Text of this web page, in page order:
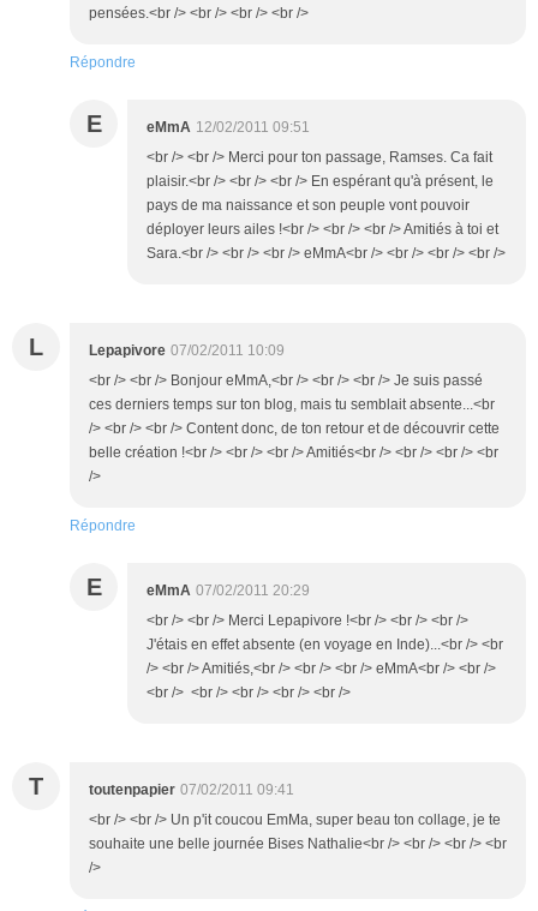
pensées.<br /> <br /> <br /> <br />
Répondre
E eMmA 12/02/2011 09:51
<br /> <br /> Merci pour ton passage, Ramses. Ca fait
plaisir.<br /> <br /> <br /> En espérant qu'à présent, le
pays de ma naissance et son peuple vont pouvoir
déployer leurs ailes !<br /> <br /> <br /> Amitiés à toi et
Sara.<br /> <br /> <br /> eMmA<br /> <br /> <br /> <br />
L Lepapivore 07/02/2011 10:09
<br /> <br /> Bonjour eMmA,<br /> <br /> <br /> Je suis passé
ces derniers temps sur ton blog, mais tu semblait absente...<br
/> <br /> <br /> Content donc, de ton retour et de découvrir cette
belle création !<br /> <br /> <br /> Amitiés<br /> <br /> <br /> <br
/>
Répondre
E eMmA 07/02/2011 20:29
<br /> <br /> Merci Lepapivore !<br /> <br /> <br />
J'étais en effet absente (en voyage en Inde)...<br /> <br
/> <br /> Amitiés,<br /> <br /> <br /> eMmA<br /> <br />
<br /> <br /> <br /> <br /> <br />
T toutenpapier 07/02/2011 09:41
<br /> <br /> Un p'it coucou EmMa, super beau ton collage, je te
souhaite une belle journée Bises Nathalie<br /> <br /> <br /> <br
/>